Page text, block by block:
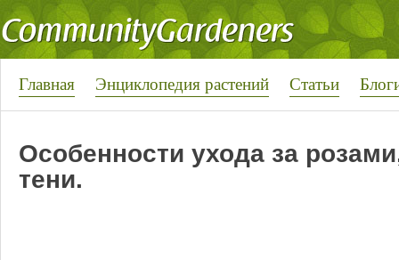
Главная Энциклопедия растений Статьи
Особенности ухода за
тени.